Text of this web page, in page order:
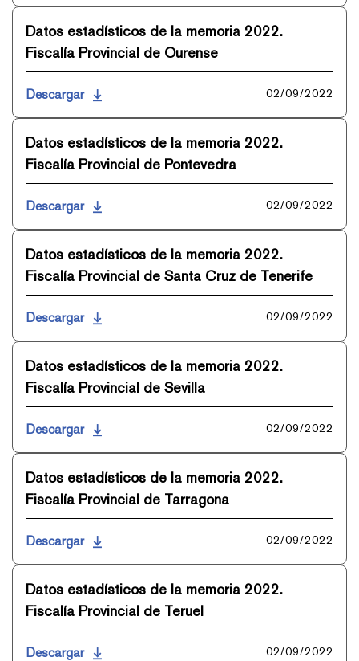
Datos estadísticos de la memoria 2022.
Fiscalía Provincial de Ourense
Descargar 02/09/2022
Datos estadísticos de la memoria 2022.
Fiscalía Provincial de Pontevedra
Descargar 02/09/2022
Datos estadísticos de la memoria 2022.
Fiscalía Provincial de Santa Cruz de Tenerife
Descargar 02/09/2022
Datos estadísticos de la memoria 2022.
Fiscalía Provincial de Sevilla
Descargar 02/09/2022
Datos estadísticos de la memoria 2022.
Fiscalía Provincial de Tarragona
Descargar 02/09/2022
Datos estadísticos de la memoria 2022.
Fiscalía Provincial de Teruel
Descargar 02/09/2022